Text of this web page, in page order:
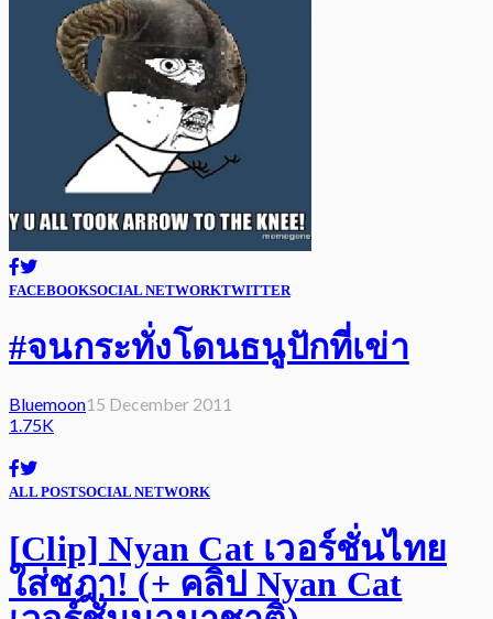
FACEBOOKSOCIAL NETWORKTWITTER
#จนกระทั่งโดนธนูปักที่เข่า
Bluemoon15 December 2011
1.75K
ALL POSTSOCIAL NETWORK
[Clip] Nyan Cat เวอร์ชั่นไทย
ใส่ชฎา! (+ คลิป Nyan Cat